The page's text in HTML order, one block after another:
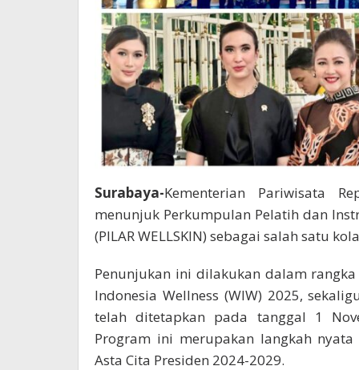
Surabaya-Kementerian Pariwisata
menunjuk Perkumpulan Pelatih dan
(PILAR WELLSKIN) sebagai salah satu
Penunjukan ini dilakukan dalam
Indonesia Wellness (WIW) 2025,
telah ditetapkan pada tanggal 1
Program ini merupakan langkah
Asta Cita Presiden 2024-2029.